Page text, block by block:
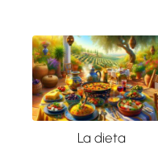
La dieta